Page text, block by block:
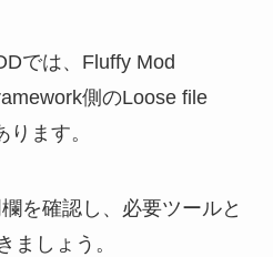
では、Fluffy Mod
側のLoose file
ます。
を確認し、必要ツールと
ましょう。